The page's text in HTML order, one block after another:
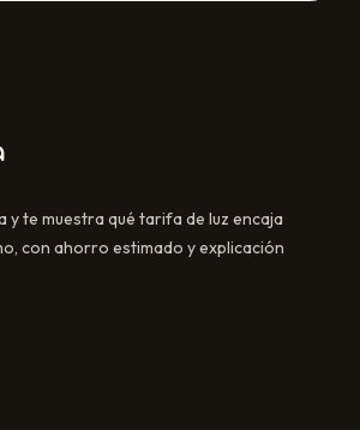
y te muestra qué tarifa de luz encaja
con ahorro estimado y explicación